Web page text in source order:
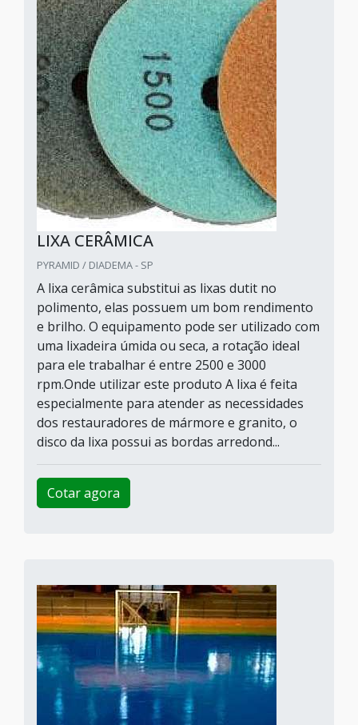
LIXA CERÂMICA
PYRAMID / DIADEMA - SP
A lixa cerâmica substitui as lixas dutit no
polimento, elas possuem um bom rendimento
e brilho. O equipamento pode ser utilizado com
uma lixadeira úmida ou seca, a rotação ideal
para ele trabalhar é entre 2500 e 3000
rpm.Onde utilizar este produto A lixa é feita
especialmente para atender as necessidades
dos restauradores de mármore e granito, o
disco da lixa possui as bordas arredond...
Cotar agora